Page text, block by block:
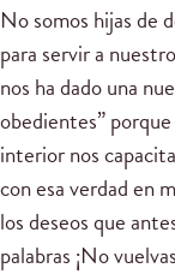
No somos hijas de
para servir a
nos ha dado una
obedientes”
interior nos
con esa verdad en
los deseos que
palabras ¡No